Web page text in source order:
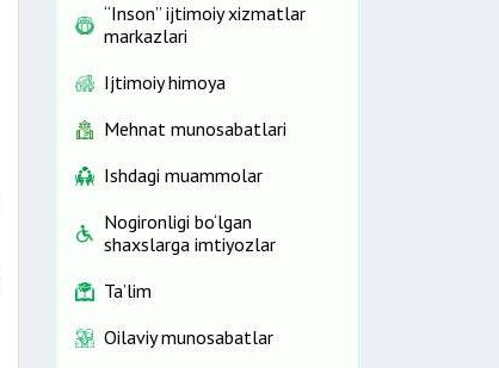
“Inson” ijtimoiy xizmatlar
markazlari
Ijtimoiy himoya
Mehnat munosabatlari
Ishdagi muammolar
Nogironligi bo‘lgan
shaxslarga imtiyozlar
Ta’lim
Oilaviy munosabatlar